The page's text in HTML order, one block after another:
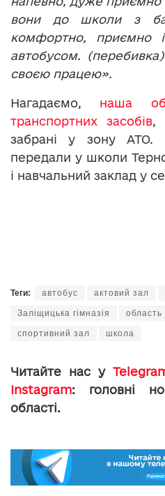
вони до школи з
комфортно, приємно
автобусом.
своєю працею».
Нагадаємо, наша
транспортних засобів,
забрані у зону
передали у школи
і навчальний заклад у
Теги: автобус актовий зал
Заліщицька гімназія область
спортивний зал школа
Читайте нас у
Instagram: головні
області.